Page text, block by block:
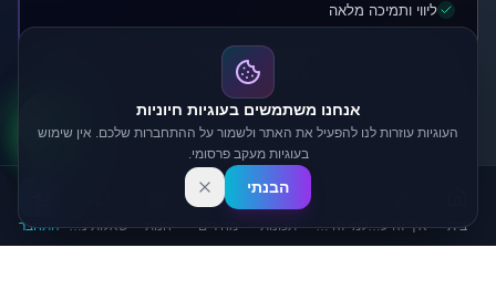
ליווי ותמיכה מלאה
הצטיידו בקרדיטים
בית איך זה עובד למי זה מתאים? תכונות מחירים חנות שאלות נפוצות התחבר
אנחנו משתמשים בעוגיות חיוניות
העוגיות עוזרות לנו להפעיל את האתר ולשמור על ההתחברות שלכם. אין שימוש
בעוגיות מעקב פרסומי.
הבנתי